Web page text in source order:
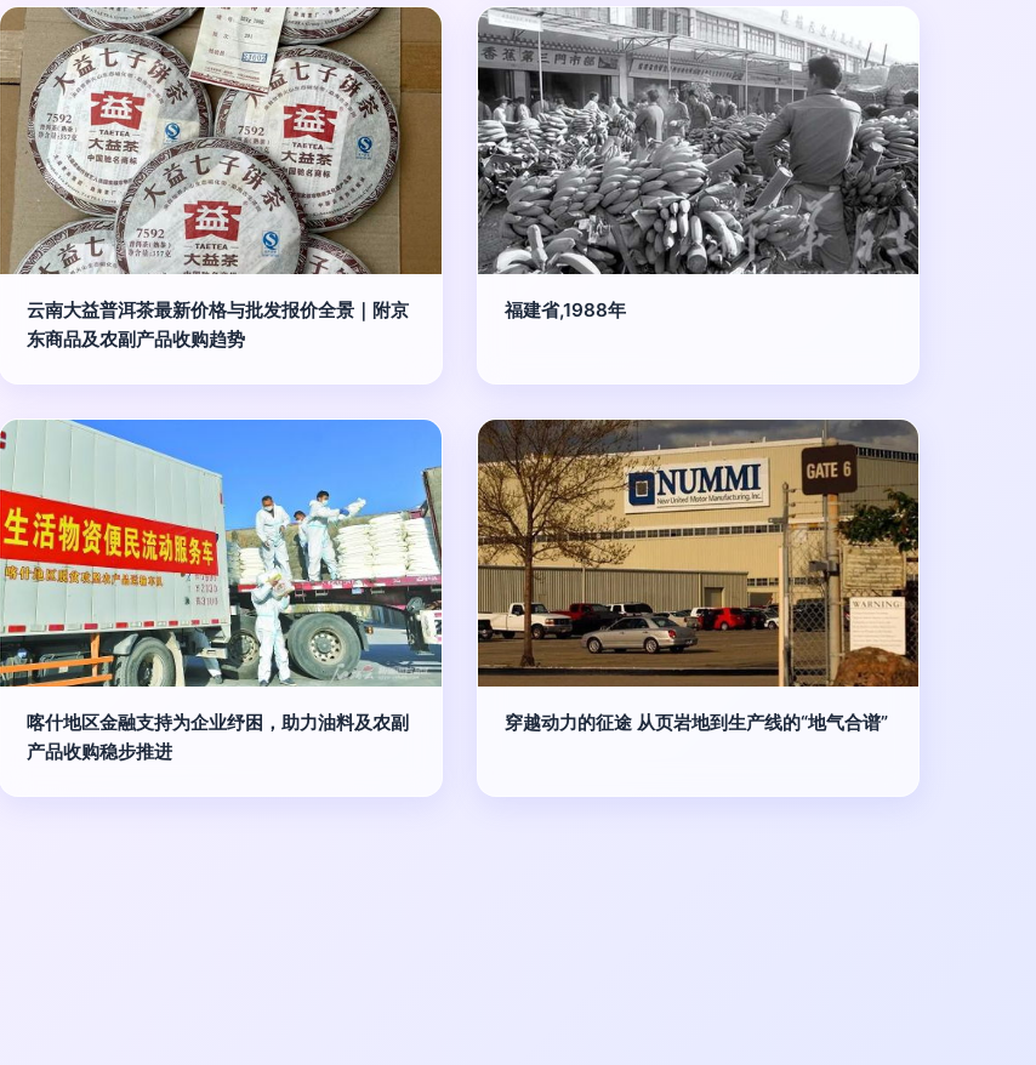
云南大益普洱茶最新价格与批发报价全景｜附京
东商品及农副产品收购趋势
福建省,1988年
喀什地区金融支持为企业纾困，助力油料及农副
产品收购稳步推进
穿越动力的征途 从页岩地到生产线的“地气合谱”